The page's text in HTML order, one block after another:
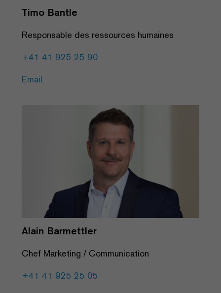
Timo Bantle
Responsable des ressources humaines
+41 41 925 25 90
Email
Alain Barmettler
Chef Marketing / Communication
+41 41 925 25 05